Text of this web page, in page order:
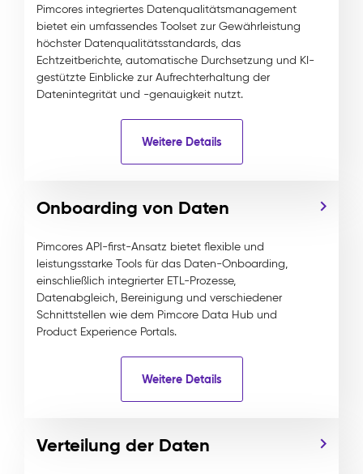
Pimcores integriertes Datenqualitätsmanagement
bietet ein umfassendes Toolset zur Gewährleistung
höchster Datenqualitätsstandards, das
Echtzeitberichte, automatische Durchsetzung und KI-
gestützte Einblicke zur Aufrechterhaltung der
Datenintegrität und -genauigkeit nutzt.
Weitere Details
Onboarding von Daten
Pimcores API-first-Ansatz bietet flexible und
leistungsstarke Tools für das Daten-Onboarding,
einschließlich integrierter ETL-Prozesse,
Datenabgleich, Bereinigung und verschiedener
Schnittstellen wie dem Pimcore Data Hub und
Product Experience Portals.
Weitere Details
Verteilung der Daten